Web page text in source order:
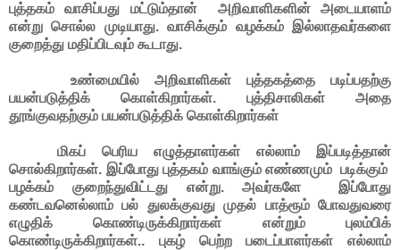
புத்தகம் வாசிப்பது மட்டும்தான் அறிவாளிகளின் அடையாளம்
என்று சொல்ல முடியாது. வாசிக்கும் வழக்கம் இல்லாதவர்களை
குறைத்து மதிப்பிடவும் கூடாது.
உண்மையில் அறிவாளிகள் புத்தகத்தை படிப்பதற்கு
பயன்படுத்திக் கொள்கிறார்கள். புத்திசாலிகள் அதை
தூங்குவதற்கும் பயன்படுத்திக் கொள்கிறார்கள்
மிகப் பெரிய எழுத்தாளர்கள் எல்லாம் இப்படித்தான்
சொல்கிறார்கள். இப்போது புத்தகம் வாங்கும் எண்ணமும் படிக்கும்
பழக்கம் குறைந்துவிட்டது என்று. அவர்களே இப்போது
கண்டவனெல்லாம் பல் துலக்குவது முதல் பாத்ரூம் போவதுவரை
எழுதிக் கொண்டிருக்கிறார்கள் என்றும் புலம்பிக்
கொண்டிருக்கிறார்கள்.. புகழ் பெற்ற படைப்பாளர்கள் எல்லாம்